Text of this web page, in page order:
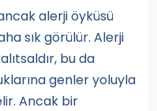
alerji öyküsü
sık görülür. Alerji
bu da
genler yoluyla
Ancak bir